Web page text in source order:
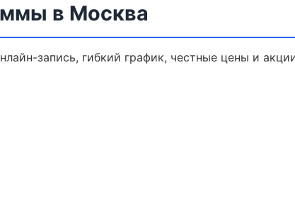
в Москва
запись, гибкий график, честные цены и